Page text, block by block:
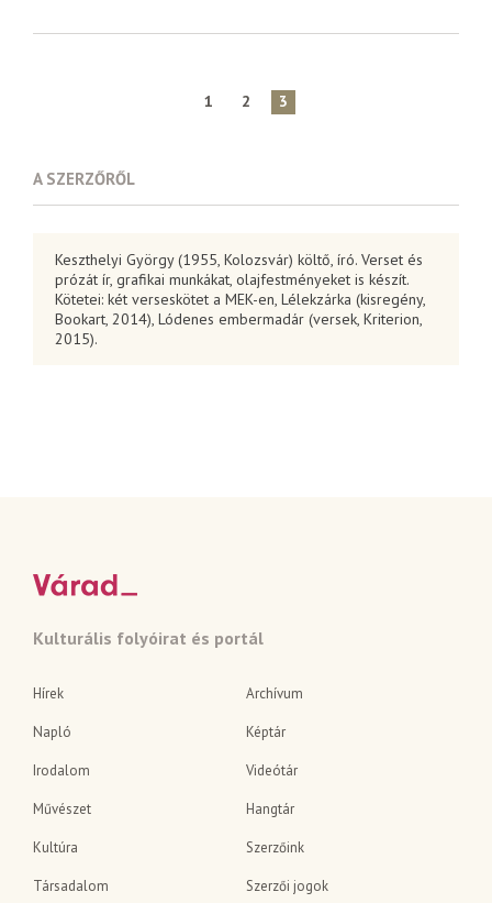
1 2 3
A SZERZŐRŐL
Keszthelyi György (1955, Kolozsvár) költő, író. Verset és
prózát ír, grafikai munkákat, olajfestményeket is készít.
Kötetei: két verseskötet a MEK-en, Lélekzárka (kisregény,
Bookart, 2014), Lódenes embermadár (versek, Kriterion,
2015).
Kulturális folyóirat és portál
Hírek
Napló
Irodalom
Művészet
Kultúra
Társadalom
Archívum
Képtár
Videótár
Hangtár
Szerzőink
Szerzői jogok